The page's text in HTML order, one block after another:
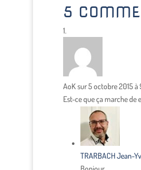
5
AoKsur 5 octobre 2015 à
Est-ce que ça marche de
TRARBACH Jean-